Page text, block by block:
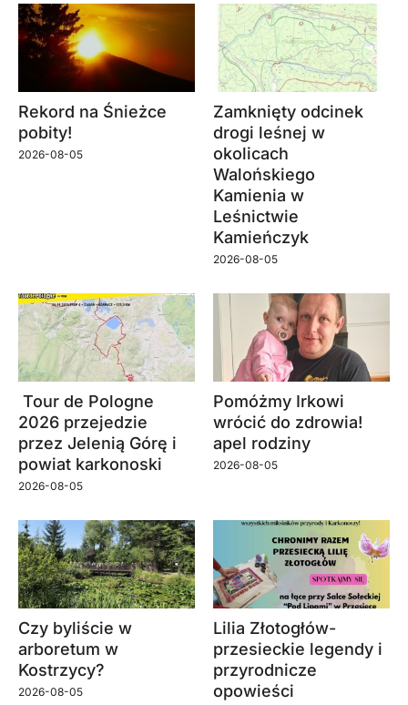
Rekord na Śnieżce
pobity!
2026-08-05
Zamknięty odcinek
drogi leśnej w
okolicach
Walońskiego
Kamienia w
Leśnictwie
Kamieńczyk
2026-08-05
Tour de Pologne
2026 przejedzie
przez Jelenią Górę i
powiat karkonoski
2026-08-05
Pomóżmy Irkowi
wrócić do zdrowia!
apel rodziny
2026-08-05
Czy byliście w
arboretum w
Kostrzycy?
2026-08-05
Lilia Złotogłów-
przesieckie legendy i
przyrodnicze
opowieści